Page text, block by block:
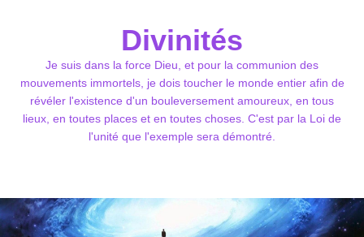
Divinités
Je suis dans la force Dieu, et pour la communion des
mouvements immortels, je dois toucher le monde entier afin de
révéler l'existence d'un bouleversement amoureux, en tous
lieux, en toutes places et en toutes choses. C'est par la Loi de
l'unité que l'exemple sera démontré.